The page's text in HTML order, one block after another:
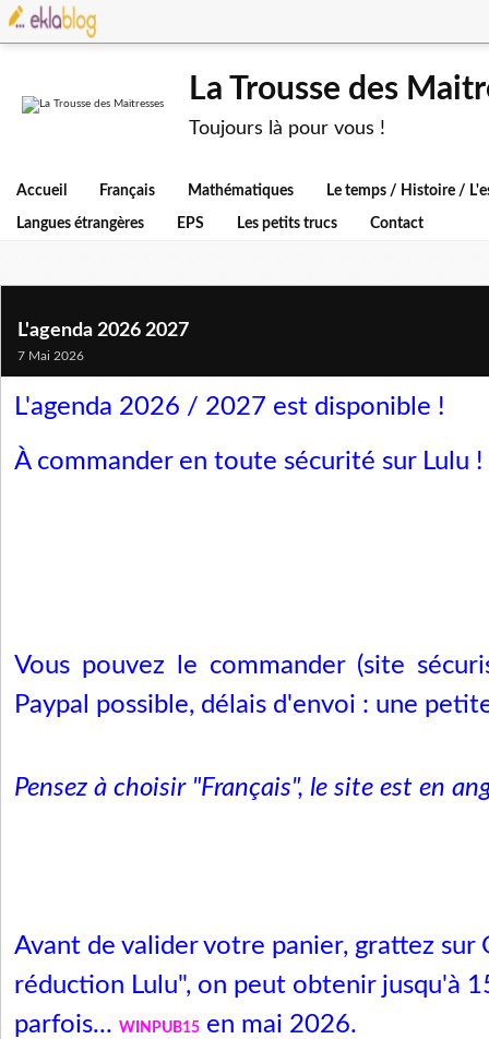
La Trousse des
Toujours là pour vous !
Accueil Français Mathématiques Le temps / Histoire /
Langues étrangères EPS Les petits trucs Contact
L'agenda 2026 2027
7 Mai 2026
L'agenda 2026 / 2027 est disponible !
À commander en toute sécurité sur Lulu !
Vous pouvez le commander (site
Paypal possible, délais d'envoi : une
Pensez à choisir "Français", le site est en
Avant de valider votre panier, grattez sur
réduction Lulu", on peut obtenir jusqu'à
parfois... WINPUB15 en mai 2026.